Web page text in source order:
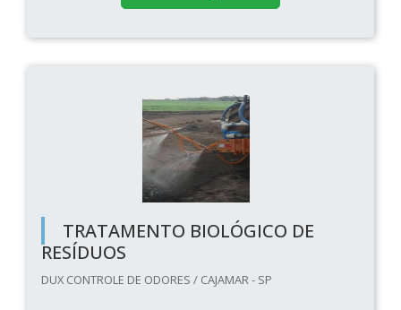
TRATAMENTO BIOLÓGICO DE
RESÍDUOS
DUX CONTROLE DE ODORES / CAJAMAR - SP